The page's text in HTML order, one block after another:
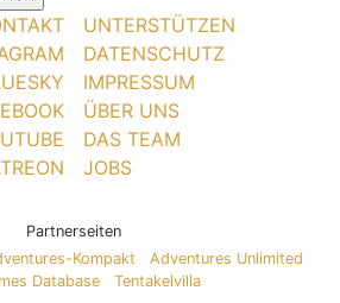
UNTERSTÜTZEN
DATENSCHUTZ
IMPRESSUM
ÜBER UNS
DAS TEAM
JOBS
Partnerseiten
Kompakt
Adventures Unlimited
Database
Tentakelvilla